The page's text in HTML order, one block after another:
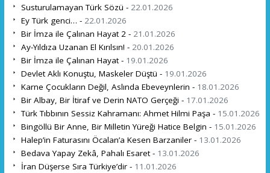
Susturulamayan Türk Sözü - 22.01.2026
Ey Türk genci… - 22.01.2026
Bir İmza ile Çalınan Hayat 2 - 21.01.2026
Ay-Yıldıza Uzanan El Kırılsın! - 20.01.2026
Bir İmza ile Çalınan Hayat - 19.01.2026
Devlet Aklı Konuştu, Maskeler Düştü - 19.01.2026
Karne Çocukların Değil, Aslında Ebeveynlerin - 18.01.2026
Bir Albay, Bir İtiraf ve Derin NATO Gerçeği - 17.01.2026
Türk Tıbbının Sessiz Kahramanı: Ahmet Hilmi Paşa - 15.01.2026
Bingöllü Bir Anne, Bir Milletin Yüreği Hatice Belgin - 15.01.2026
Halep’in Faturasını Öcalan’a Kesen Barzaniler - 13.01.2026
Bedava Yapay Zekâ, Pahalı Esaret - 13.01.2026
İran Düşerse Sıra Türkiye’dir - 11.01.2026